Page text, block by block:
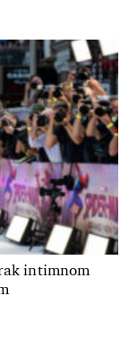
intimnom